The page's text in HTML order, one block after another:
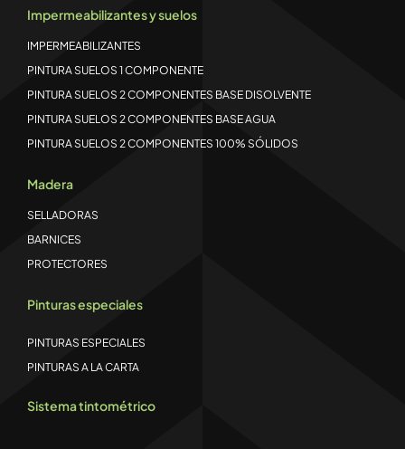
Impermeabilizantes y suelos
IMPERMEABILIZANTES
PINTURA SUELOS 1 COMPONENTE
PINTURA SUELOS 2 COMPONENTES BASE DISOLVENTE
PINTURA SUELOS 2 COMPONENTES BASE AGUA
PINTURA SUELOS 2 COMPONENTES 100% SÓLIDOS
Madera
SELLADORAS
BARNICES
PROTECTORES
Pinturas especiales
PINTURAS ESPECIALES
PINTURAS A LA CARTA
Sistema tintométrico